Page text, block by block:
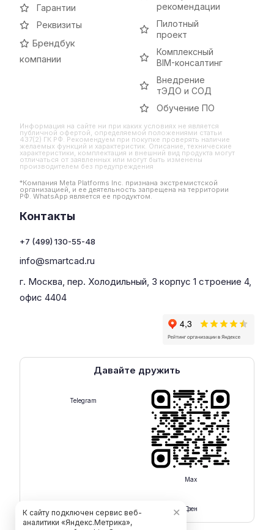
Гарантии
Реквизиты
Брендбук
компании
рекомендации
Пилотный
проект
Комплексный
BIM-консалтинг
Внедрение
тЭДО и СОД
Обучение ПО
Информация на сайте ни при каких условиях не является
публичной офертой, определяемой положениями статьи
437(2) ГК РФ. Рекомендуем при покупке проверять наличие
желаемых функций и характеристик. Описание, технические
характеристики, комплектация и внешний вид продукта могут
отличаться от заявленных или могут быть изменены
производителем без предупреждения
*Компания Meta Platforms Inc. признана экстремистской
организацией, и ее деятельность запрещена на территории
РФ. WhatsApp является ее продуктом.
Контакты
+7 (499) 130-55-48
info@smartcad.ru
г. Москва, пер. Холодильный, 3 корпус 1 строение 4,
офис 4404
Давайте дружить
Telegram
Max
Дзен
К сайту подключен сервис веб-
аналитики «Яндекс.Метрика»,
✕